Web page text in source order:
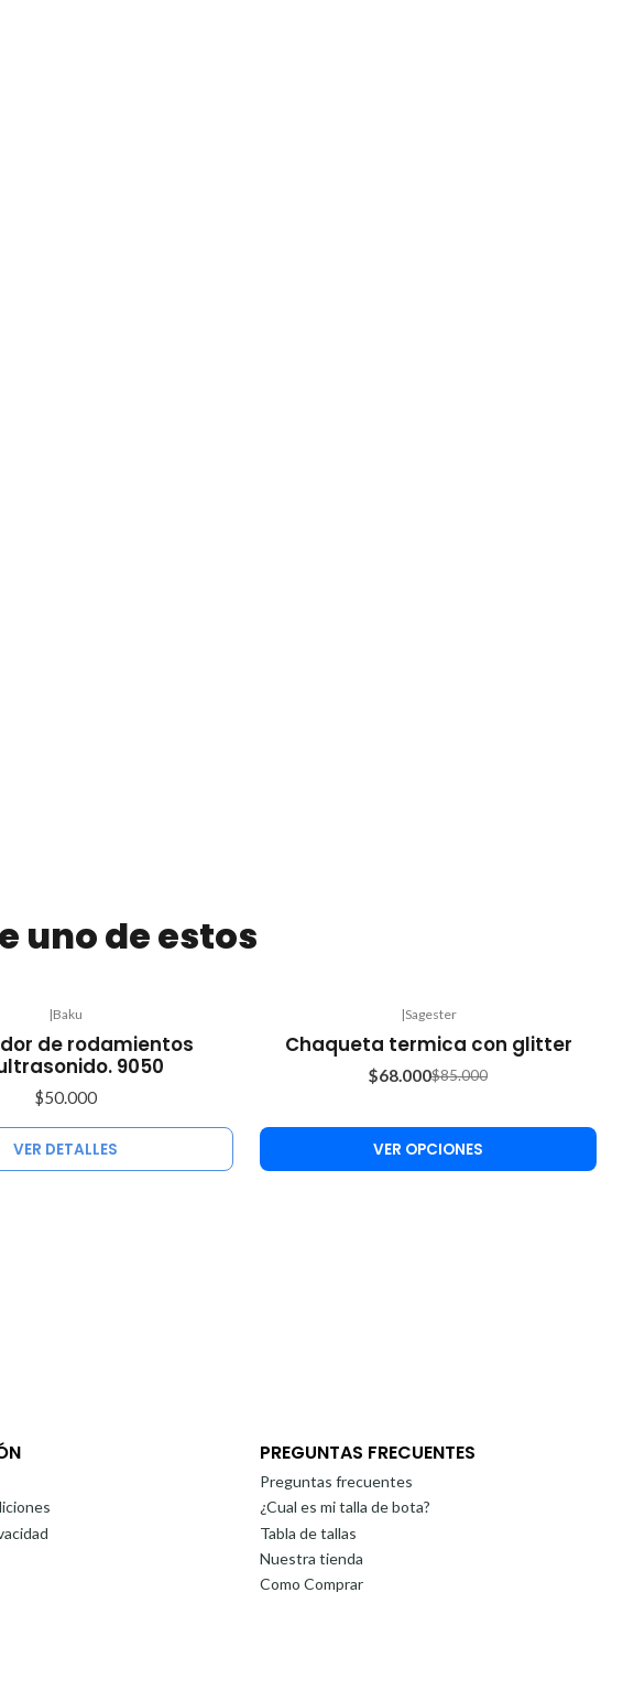
uno de estos
|Baku
de rodamientos
9050
$50.000
VER DETALLES
-20%
OFF
|Sagester
Chaqueta termica con glitter
$68.000$85.000
VER OPCIONES
PREGUNTAS FRECUENTES
Preguntas frecuentes
¿Cual es mi talla de bota?
Tabla de tallas
Nuestra tienda
Como Comprar